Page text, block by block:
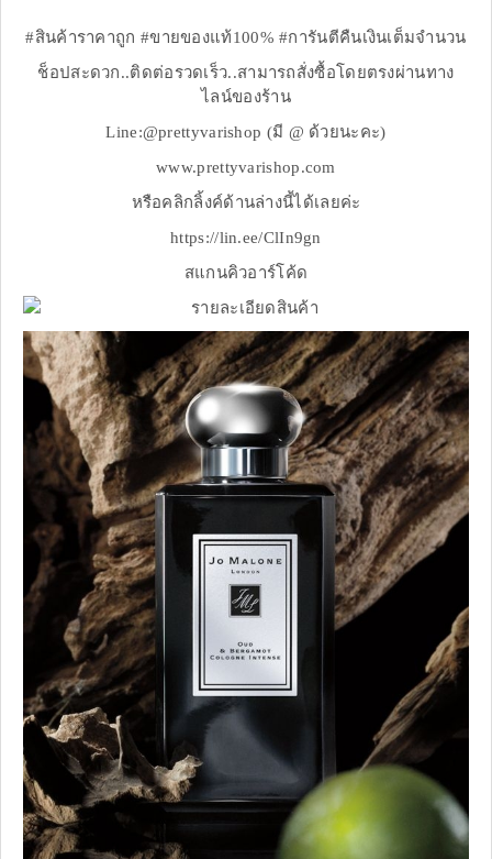
#สินค้าราคาถูก #ขายของแท้100% #การันตีคืนเงินเต็มจำนวน
ช็อปสะดวก..ติดต่อรวดเร็ว..สามารถสั่งซื้อโดยตรงผ่านทาง
ไลน์ของร้าน
Line:@prettyvarishop (มี @ ด้วยนะคะ)
www.prettyvarishop.com
หรือคลิกลิ้งค์ด้านล่างนี้ได้เลยค่ะ
https://lin.ee/ClIn9gn
สแกนคิวอาร์โค้ด